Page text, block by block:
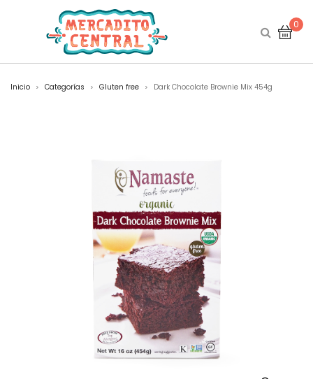
0
Inicio > Categorías > Gluten free > Dark Chocolate Brownie Mix 454g